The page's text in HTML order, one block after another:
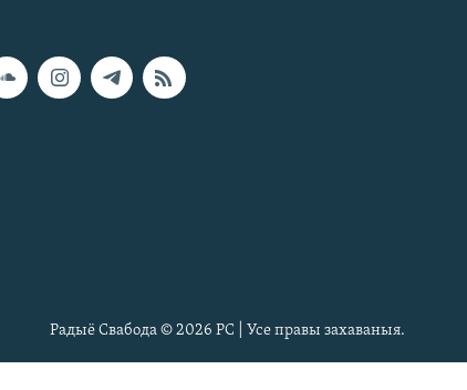
Радыё Свабода © 2026 РС | Усе правы захаваныя.